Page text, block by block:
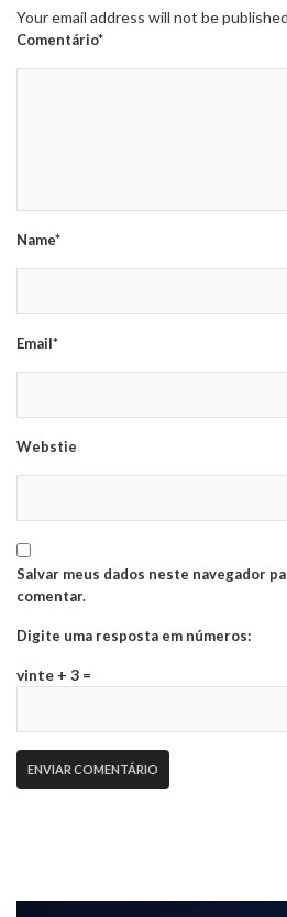
Your email address will not be
Comentário*
Name*
Email*
Webstie
Salvar meus dados neste navegador
comentar.
Digite uma resposta em números:
vinte + 3 =